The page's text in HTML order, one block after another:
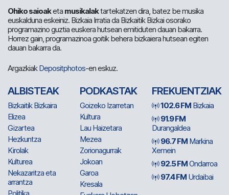
Ohiko saioaketa musikalaktartekatzen dira, batez be musika
euskalduna eskeiniz. Bizkaia Irratia da Bizkaitik Bizkai osorako
programazino guztia euskera hutsean emitiduten dauan bakarra.
Horrez gain, programazinoa goitik behera bizkaiera hutsean egiten
dauan bakarra da.
ArgazkiakDepositphotos-en eskuz.
ALBISTEAK
Bizkaitik Bizkaira
Elizea
Gizartea
Hezkuntza
Kirolak
Kulturea
Nekazaritza eta
arrantza
PODKASTAK
Goizeko Izarretan
Kultura
Lau Haizetara
Mezea
Zorionagurrak
Jokoan
Garoa
Kresala
FREKUENTZIAK
102.6 FM Bizkaia
91.9 FM
Durangaldea
96.7 FM Markina
Xemein
92.5 FMOndarroa
97.4 FM Urdaibai